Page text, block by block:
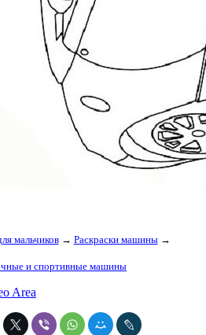
мальчиков→ Раскраски машины→
и спортивные машины
Area